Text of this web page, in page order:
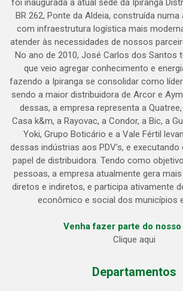
foi inaugurada a atual sede da Ipiranga
BR 262, Ponte da Aldeia, construída numa
com infraestrutura logística mais
atender às necessidades de nossos
No ano de 2010, José Carlos dos Santos
que veio agregar conhecimento e
fazendo a Ipiranga se consolidar como
sendo a maior distribuidora de Arcor e
dessas, a empresa representa a
Casa k&m, a Rayovac, a Condor, a Bic, a
Yoki, Grupo Boticário e a Vale Fértil
dessas indústrias aos PDV’s, e
papel de distribuidora. Tendo como
pessoas, a empresa atualmente gera
diretos e indiretos, e participa ativamente
econômico e social dos municípios
Venha fazer parte do
Clique aqui
Departamentos